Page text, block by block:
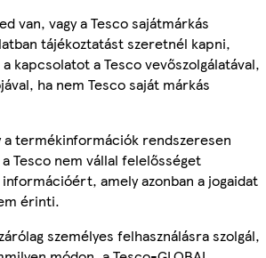
van, vagy a Tesco sajátmárkás
tájékoztatást szeretnél kapni,
kapcsolatot a Tesco vevőszolgálatával,
ha nem Tesco saját márkás
a termékinformációk rendszeresen
Tesco nem vállal felelősséget
amely azonban a jogaidat
érinti.
személyes felhasználásra szolgál,